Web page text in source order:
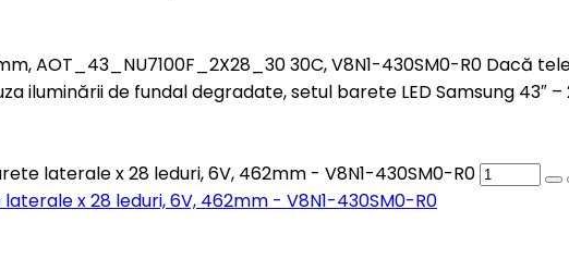
AOT_43_NU7100F_2X28_30 30C, V8N1-430SM0-R0 Dacă
de fundal degradate, setul barete LED Samsung 43″ –
laterale x 28 leduri, 6V, 462mm - V8N1-430SM0-R0
x 28 leduri, 6V, 462mm - V8N1-430SM0-R0